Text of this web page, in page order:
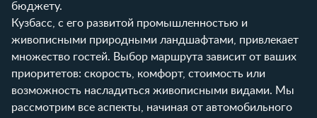
бюджету.
Кузбасс, с его развитой промышленностью и
живописными природными ландшафтами, привлекает
множество гостей. Выбор маршрута зависит от ваших
приоритетов: скорость, комфорт, стоимость или
возможность насладиться живописными видами. Мы
рассмотрим все аспекты, начиная от автомобильного